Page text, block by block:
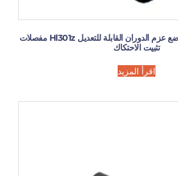
مفصلات التحكم في موضع عزم الدوران القابلة للتعديل Hl301z مفصلات
تثبيت الاحتكاك
اقرأ المزيد